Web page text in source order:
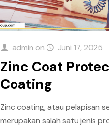
admin on Juni 17, 2025
Zinc Coat
Coating
Zinc coating, atau pelapisan
merupakan salah satu jenis